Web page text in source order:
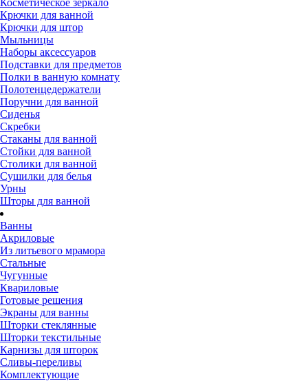
Косметическое зеркало
Крючки для ванной
Крючки для штор
Мыльницы
Наборы аксессуаров
Подставки для предметов
Полки в ванную комнату
Полотенцедержатели
Поручни для ванной
Сиденья
Скребки
Стаканы для ванной
Стойки для ванной
Столики для ванной
Сушилки для белья
Урны
Шторы для ванной
Ванны
Акриловые
Из литьевого мрамора
Стальные
Чугунные
Квариловые
Готовые решения
Экраны для ванны
Шторки стеклянные
Шторки текстильные
Карнизы для шторок
Сливы-переливы
Комплектующие